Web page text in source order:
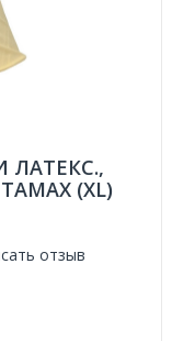
ЛАТЕКС.,
(XL)
отзыв